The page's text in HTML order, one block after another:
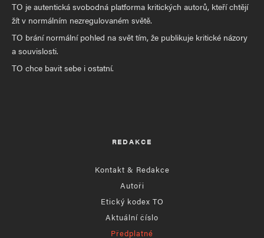
TO je autentická svobodná platforma kritických autorů, kteří chtějí
žít v normálním nezregulovaném světě.
TO brání normální pohled na svět tím, že publikuje kritické názory
a souvislosti.
TO chce bavit sebe i ostatní.
REDAKCE
Kontakt & Redakce
Autoři
Etický kodex TO
Aktuální číslo
Předplatné